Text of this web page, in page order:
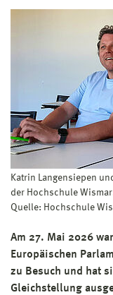
Katrin Langensiepen
der Hochschule
Quelle: Hochschule
Am 27. Mai 2026
Europäischen
zu Besuch und hat
Gleichstellung